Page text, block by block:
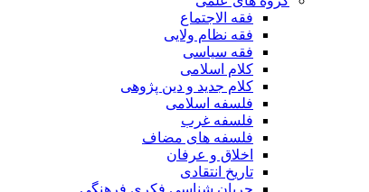
فقه الاجتماع
فقه نظام ولایی
فقه سیاسی
کلام اسلامی
کلام جدید و دین پژوهی
فلسفه اسلامی
فلسفه غرب
فلسفه های مضاف
اخلاق و عرفان
تاریخ انتقادی
جریان شناسی فکری فرهنگی